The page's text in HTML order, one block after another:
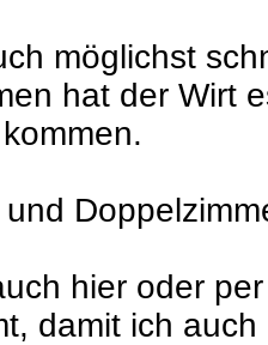
möglichst
hat der Wirt
hier oder
damit ich